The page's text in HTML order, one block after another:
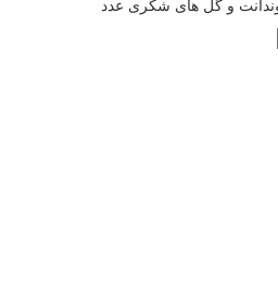
و گل های شکری عدد